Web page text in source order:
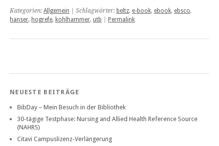
Kategorien: Allgemein | Schlagwörter: beltz, e-book, ebook, ebsco,
hanser, hogrefe, kohlhammer, utb Permalink
NEUESTE BEITRÄGE
BibDay – Mein Besuch in der Bibliothek
30-tägige Testphase: Nursing and Allied Health Reference Source
(NAHRS)
Citavi Campuslizenz-Verlängerung